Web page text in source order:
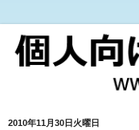
2010年11月30日火曜日